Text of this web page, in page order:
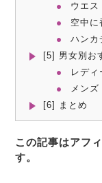
ウエス
空中に
ハンカ
[5] 男女別お
レディ
メンズ
[6] まとめ
この記事はアフ
す。